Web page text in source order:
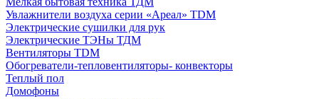
Увлажнители воздуха серии «Ареал» TDM
Электрические сушилки для рук
Электрические ТЭНы ТДМ
Вентиляторы TDM
Обогреватели-тепловентиляторы- конвекторы
Теплый пол
Домофоны